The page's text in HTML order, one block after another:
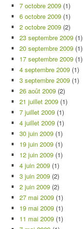
7 octobre 2009 (1)
6 octobre 2009 (1)
2 octobre 2009 (2)
23 septembre 2009 (1)
20 septembre 2009 (1)
17 septembre 2009 (1)
4 septembre 2009 (1)
3 septembre 2009 (1)
26 août 2009 (2)
21 juillet 2009 (1)
7 juillet 2009 (1)
4 juillet 2009 (1)
30 juin 2009 (1)
19 juin 2009 (1)
12 juin 2009 (1)
4 juin 2009 (1)
3 juin 2009 (2)
2 juin 2009 (2)
27 mai 2009 (1)
19 mai 2009 (1)
11 mai 2009 (1)